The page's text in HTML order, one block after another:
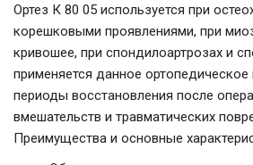
Ортез К 80 05 используется при
корешковыми проявлениями, при
кривошее, при спондилоартрозах и
применяется данное
периоды восстановления после
вмешательств и травматических
Преимущества и основные